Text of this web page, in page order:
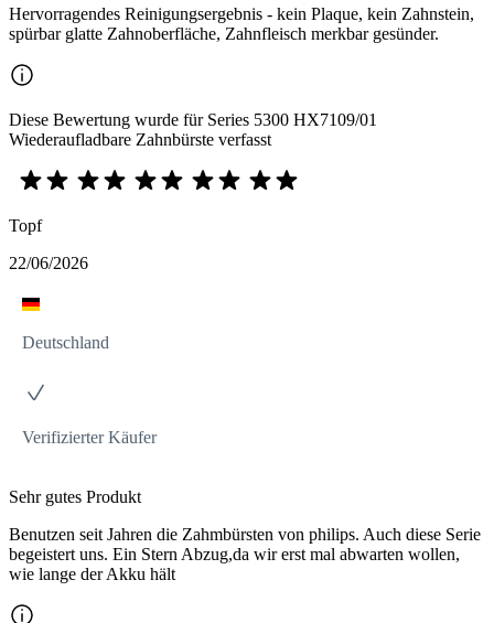
Hervorragendes Reinigungsergebnis - kein Plaque, kein Zahnstein,
spürbar glatte Zahnoberfläche, Zahnfleisch merkbar gesünder.
Diese Bewertung wurde für Series 5300 HX7109/01
Wiederaufladbare Zahnbürste verfasst
Topf
22/06/2026
Deutschland
Verifizierter Käufer
Sehr gutes Produkt
Benutzen seit Jahren die Zahmbürsten von philips. Auch diese Serie
begeistert uns. Ein Stern Abzug,da wir erst mal abwarten wollen,
wie lange der Akku hält